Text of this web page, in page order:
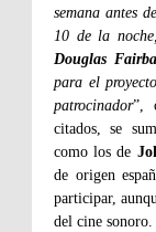
semana antes
10 de la
Douglas
para el
patrocinador”,
citados, se
como los de
de origen
participar,
del cine sonoro.